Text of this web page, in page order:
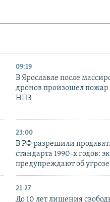
09:19
В Ярославле после
дронов произошел
НПЗ
23:00
В РФ разрешили
стандарта 1990-х годов:
предупреждают об
21:27
До 10 лет лишения